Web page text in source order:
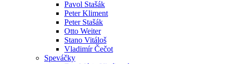
Pavol Stašák
Peter Kliment
Peter Stašák
Otto Weiter
Stano Vitáloš
Vladimír Čečot
Speváčky